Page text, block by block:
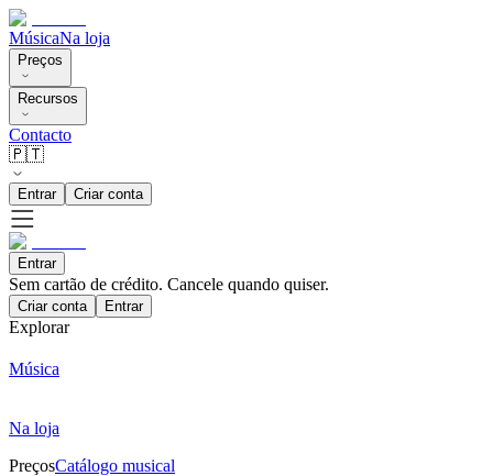
MúsicaNa loja
Preços
Recursos
Contacto
🇵🇹
Entrar Criar conta
Entrar
Sem cartão de crédito. Cancele quando quiser.
Criar conta Entrar
Explorar
Música
Na loja
PreçosCatálogo musical